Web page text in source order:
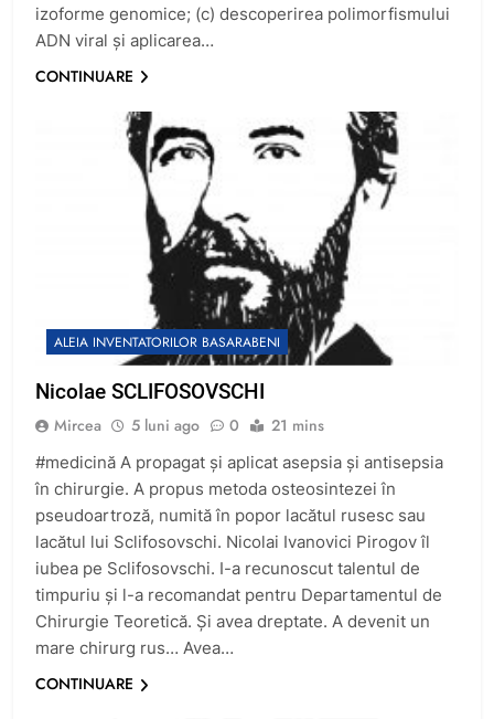
izoforme genomice; (c) descoperirea polimorfismului
ADN viral și aplicarea…
CONTINUARE
ALEIA INVENTATORILOR BASARABENI
Nicolae SCLIFOSOVSCHI
Mircea 5 luni ago 0 21 mins
#medicină A propagat și aplicat asepsia și antisepsia
în chirurgie. A propus metoda osteosintezei în
pseudoartroză, numită în popor lacătul rusesc sau
lacătul lui Sclifosovschi. Nicolai Ivanovici Pirogov îl
iubea pe Sclifosovschi. I-a recunoscut talentul de
timpuriu și l-a recomandat pentru Departamentul de
Chirurgie Teoretică. Și avea dreptate. A devenit un
mare chirurg rus… Avea…
CONTINUARE